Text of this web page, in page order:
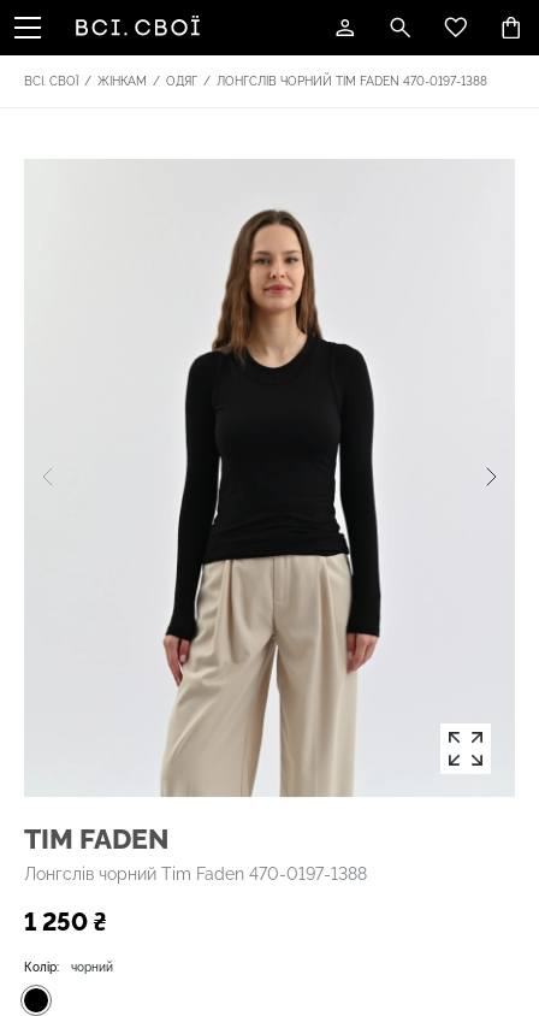
ВСІ. СВОЇ / ЖІНКАМ / ОДЯГ / ЛОНГСЛІВ ЧОРНИЙ TIM FADEN 470-0197-1388
TIM FADEN
Лонгслів чорний Tim Faden 470-0197-1388
1 250 ₴
Колір: чорний